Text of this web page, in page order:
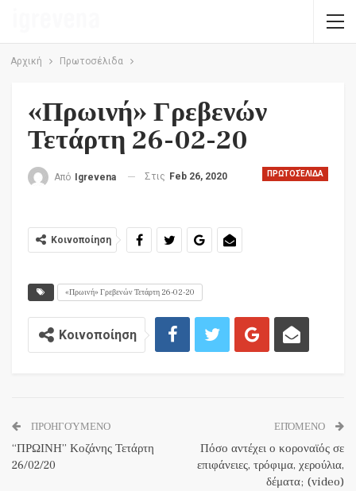
Αρχική Πρωτοσέλιδα
«Πρωινή» Γρεβενών
Τετάρτη 26-02-20
ΠΡΩΤΟΣΈΛΙΔΑ
Από Igrevena Στις Feb 26, 2020
Κοινοποίηση
«Πρωινή» Γρεβενών Τετάρτη 26-02-20
Κοινοποίηση
ΠΡΟΗΓΟΎΜΕΝΟ
“ΠΡΩΙΝΗ” Κοζάνης Τετάρτη
26/02/20
ΕΠΌΜΕΝΟ
Πόσο αντέχει ο κοροναϊός σε
επιφάνειες, τρόφιμα, χερούλια,
δέματα; (video)